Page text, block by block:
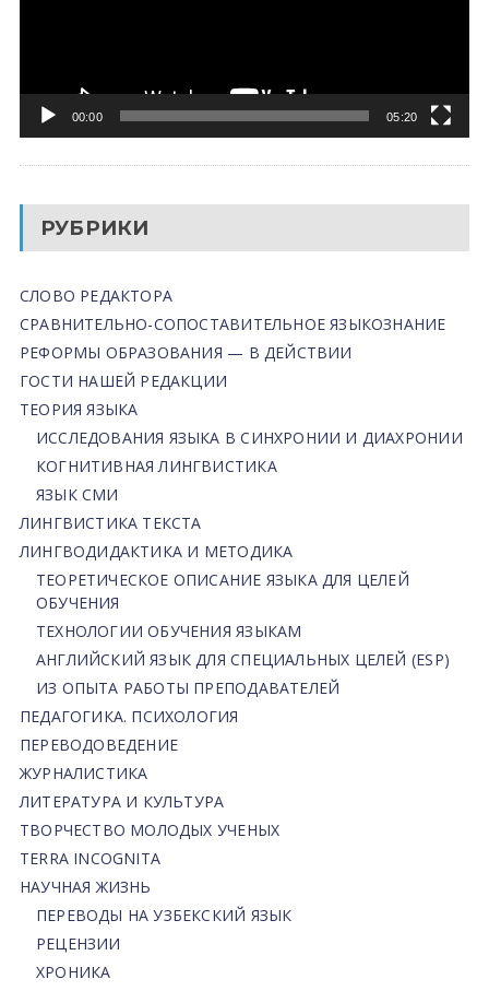
00:00 05:20
РУБРИКИ
СЛОВО РЕДАКТОРА
СРАВНИТЕЛЬНО-СОПОСТАВИТЕЛЬНОЕ ЯЗЫКОЗНАНИЕ
РЕФОРМЫ ОБРАЗОВАНИЯ — В ДЕЙСТВИИ
ГОСТИ НАШЕЙ РЕДАКЦИИ
ТЕОРИЯ ЯЗЫКА
ИССЛЕДОВАНИЯ ЯЗЫКА В СИНХРОНИИ И ДИАХРОНИИ
КОГНИТИВНАЯ ЛИНГВИСТИКА
ЯЗЫК СМИ
ЛИНГВИСТИКА ТЕКСТА
ЛИНГВОДИДАКТИКА И МЕТОДИКА
ТЕОРЕТИЧЕСКОЕ ОПИСАНИЕ ЯЗЫКА ДЛЯ ЦЕЛЕЙ
ОБУЧЕНИЯ
ТЕХНОЛОГИИ ОБУЧЕНИЯ ЯЗЫКАМ
АНГЛИЙСКИЙ ЯЗЫК ДЛЯ СПЕЦИАЛЬНЫХ ЦЕЛЕЙ (ESP)
ИЗ ОПЫТА РАБОТЫ ПРЕПОДАВАТЕЛЕЙ
ПЕДАГОГИКА. ПСИХОЛОГИЯ
ПЕРЕВОДОВЕДЕНИЕ
ЖУРНАЛИСТИКА
ЛИТЕРАТУРА И КУЛЬТУРА
ТВОРЧЕСТВО МОЛОДЫХ УЧЕНЫХ
TERRA INCOGNITA
НАУЧНАЯ ЖИЗНЬ
ПЕРЕВОДЫ НА УЗБЕКСКИЙ ЯЗЫК
РЕЦЕНЗИИ
ХРОНИКА